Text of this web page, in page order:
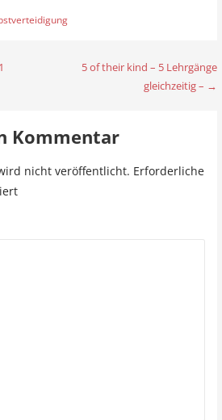
5 of their kind – 5 Lehrgänge
gleichzeitig – →
Kommentar
nicht veröffentlicht. Erforderliche